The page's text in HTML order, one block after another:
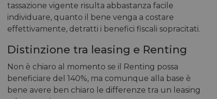
tassazione vigente risulta abbastanza facile
individuare, quanto il bene venga a costare
effettivamente, detratti i benefici fiscali sopracitati.
Distinzione tra leasing e Renting
Non è chiaro al momento se il Renting possa
beneficiare del 140%, ma comunque alla base è
bene avere ben chiaro le differenze tra un leasing